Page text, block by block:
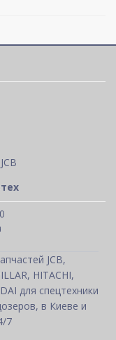
JCB,
HITACHI,
для спецтехники
в Киеве и
7